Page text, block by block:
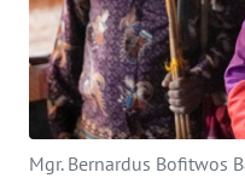
Mgr. Bernardus Bofitwos
KONTAK
KAMI
INFO
IKLAN